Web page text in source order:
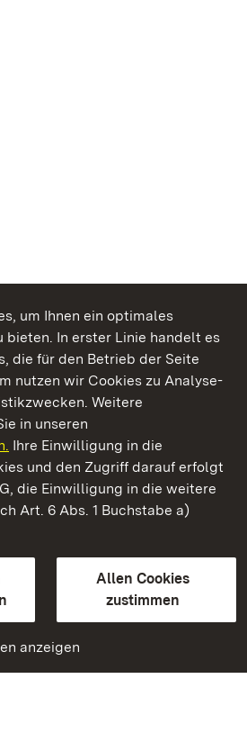
um Ihnen ein optimales
bieten. In erster Linie handelt es
die für den Betrieb der Seite
nutzen wir Cookies zu Analyse-
Weitere
in unseren
Ihre Einwilligung in die
und den Zugriff darauf erfolgt
die Einwilligung in die weitere
Art. 6 Abs. 1 Buchstabe a)
Allen Cookies
zustimmen
anzeigen
Gärten Baden-Württemberg
Sprache
Seiten)